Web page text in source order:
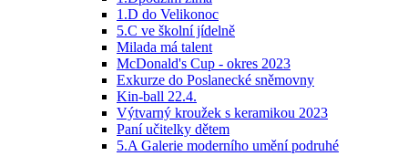
1.D do Velikonoc
5.C ve školní jídelně
Milada má talent
McDonald's Cup - okres 2023
Exkurze do Poslanecké sněmovny
Kin-ball 22.4.
Výtvarný kroužek s keramikou 2023
Paní učitelky dětem
5.A Galerie moderního umění podruhé